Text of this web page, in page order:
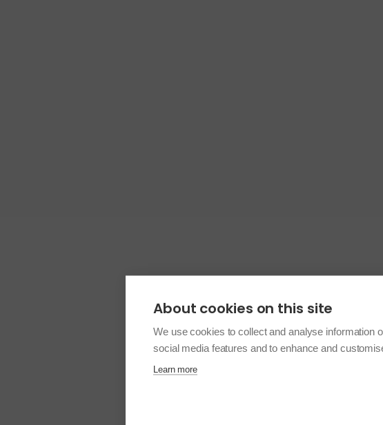
About cookies on this site
We use cookies to collect and analyse information
social media features and to enhance and
Learn more